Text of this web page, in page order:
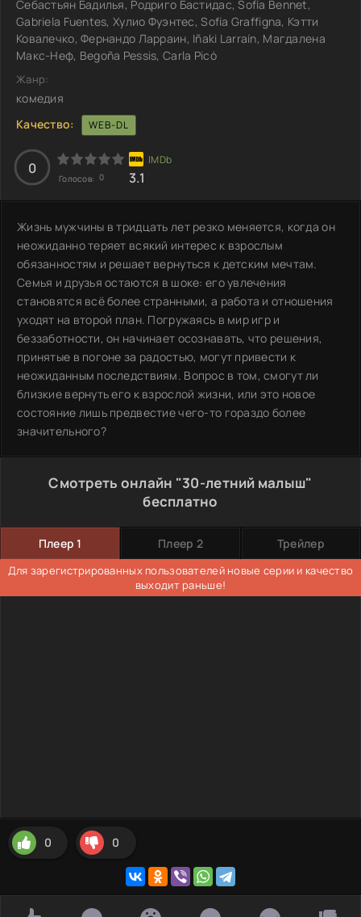
Себастьян Бадилья, Родриго Бастидас, Sofía Bennet,
Gabriela Fuentes, Хулио Фуэнтес, Sofía Graffigna, Кэтти
Ковалечко, Фернандо Ларраин, Iñaki Larraín, Магдалена
Макс-Неф, Begoña Pessis, Carla Picó
Жанр:
комедия
Качество:
WEB-DL
0
Голосов: 0 3.1
Жизнь мужчины в тридцать лет резко меняется, когда он
неожиданно теряет всякий интерес к взрослым
обязанностям и решает вернуться к детским мечтам.
Семья и друзья остаются в шоке: его увлечения
становятся всё более странными, а работа и отношения
уходят на второй план. Погружаясь в мир игр и
беззаботности, он начинает осознавать, что решения,
принятые в погоне за радостью, могут привести к
неожиданным последствиям. Вопрос в том, смогут ли
близкие вернуть его к взрослой жизни, или это новое
состояние лишь предвестие чего-то гораздо более
значительного?
Смотреть онлайн "30-летний малыш"
бесплатно
Плеер 1 Плеер 2 Трейлер
Для зарегистрированных пользователей новые серии и качество
выходит раньше!
0 0